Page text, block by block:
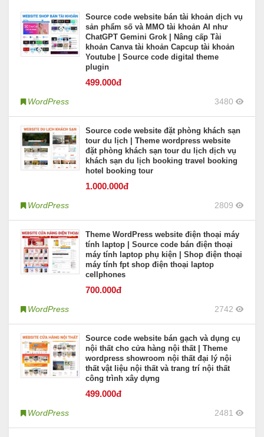
Source code website bán tài khoản dịch vụ
sản phẩm số và MMO tài khoản AI như
ChatGPT Gemini Grok | Nâng cấp Tài
khoản Canva tài khoản Capcup tài khoản
Youtube | Source code digital theme
plugin
499.000đ
WordPress 3480
Source code website đặt phòng khách sạn
tour du lịch | Theme wordpress website
đặt phòng khách sạn tour du lịch dịch vụ
khách sạn du lịch booking travel booking
hotel booking tour
1.000.000đ
WordPress 2809
Theme WordPress website điện thoại máy
tính laptop | Source code bán điện thoại
máy tính laptop phụ kiện | Shop điện thoại
máy tính fpt shop điện thoại laptop
cellphones
700.000đ
WordPress 2742
Source code website bán gạch và dụng cụ
nội thất cho cửa hàng nội thất | Theme
wordpress showroom nội thất đại lý nội
thất vật liệu nội thất và trang trí nội thất
công trình xây dựng
499.000đ
WordPress 2481